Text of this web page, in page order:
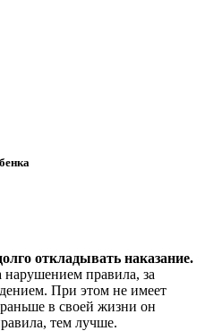
откладывать наказание.
нарушением правила, за
При этом не имеет
раньше в своей жизни он
тем лучше.